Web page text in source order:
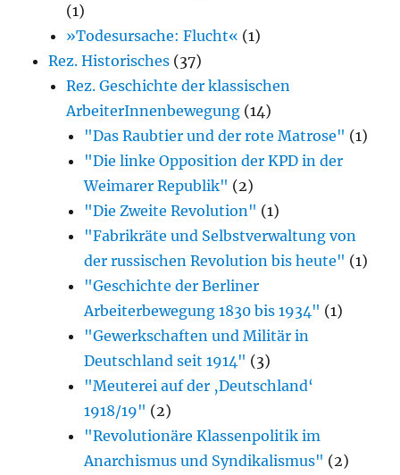
(1)
»Todesursache: Flucht« (1)
Rez. Historisches (37)
Rez. Geschichte der klassischen
ArbeiterInnenbewegung (14)
"Das Raubtier und der rote Matrose" (1)
"Die linke Opposition der KPD in der
Weimarer Republik" (2)
"Die Zweite Revolution" (1)
"Fabrikräte und Selbstverwaltung von
der russischen Revolution bis heute" (1)
"Geschichte der Berliner
Arbeiterbewegung 1830 bis 1934" (1)
"Gewerkschaften und Militär in
Deutschland seit 1914" (3)
"Meuterei auf der ‚Deutschland‘
1918/19" (2)
"Revolutionäre Klassenpolitik im
Anarchismus und Syndikalismus" (2)